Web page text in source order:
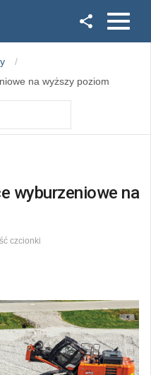
na wyższy poziom
wyburzeniowe na
czcionki